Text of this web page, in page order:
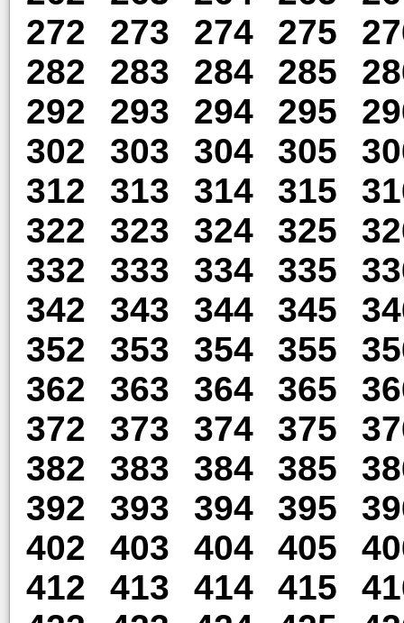
272
273 274 275
282
283 284 285
292
293 294 295
302
303 304 305
312
313 314 315
322
323 324 325
332
333 334 335
342
343 344 345
352
353 354 355
362
363 364 365
372
373 374 375
382
383 384 385
392
393 394 395
402
403 404 405
412
413 414 415